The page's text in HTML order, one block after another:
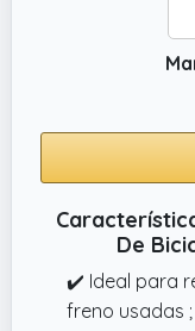
De
✔️ Ideal para
freno usadas ;